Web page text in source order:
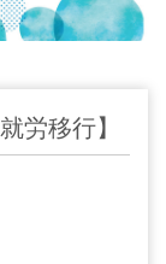
労移行】